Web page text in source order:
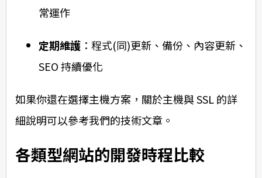
常運作
定期維護 ：程式(同)更新、備份、內容更新、
SEO 持續優化
如果你還在選擇主機方案，關於主機與 SSL 的詳
細說明可以參考我們的技術文章。
各類型網站的開發時程比較